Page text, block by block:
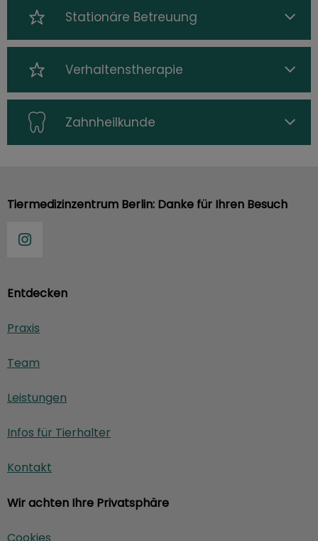
Stationäre Betreuung
Verhaltenstherapie
Zahnheilkunde
Entdecken
Praxis
Team
Leistungen
Infos für Tierhalter
Kontakt
Wir achten Ihre Privatsphäre
Tiermedizinzentrum Berlin: Danke für Ihren Besuch